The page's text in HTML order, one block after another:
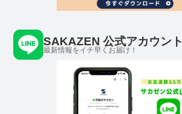
SAKAZEN 公式アカウント
最新情報をイチ早くお届け！